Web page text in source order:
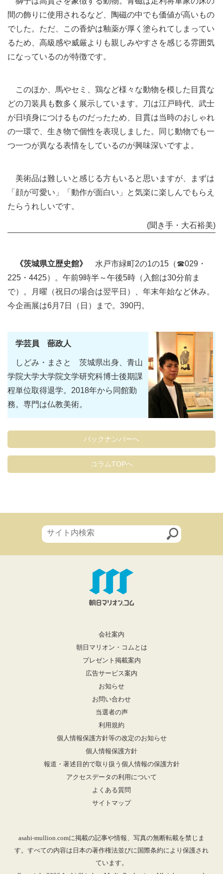
間の飾りに使用されるなど、陶磁の中でも価値が高いもの
でした。ただ、この香炉は釉薬が厚く塗られてしまってい
るため、高級感や威厳よりも親しみやすさを感じる雰囲気
になっているのが特徴です。
このほか、馬やセミ、鶏など様々な動物を模した目貫な
どの刀装具も数多く展示しています。刀は江戸時代、武士
が日頃身につけるものだったため、目貫は当時のおしゃれ
の一環で、生き物で個性を表現しました。同じ動物でも一
つ一つが異なる表情をしているのが興味深いですよ。
美術品は難しいと感じる方もいると思いますが、まずは
「顔が可愛い」「動作が面白い」と気楽に楽しんでもらえ
たらうれしいです。
(聞き手・大石裕美)
《茨城県立歴史館》
水戸市緑町2の1の15（☎029・
225・4425）。午前9時半～午後5時（入館は30分前ま
で）。月曜（祝日の場合は翌平日）、年末年始など休み。
今企画展は6月7日（日）まで。390円。
学芸員 蔀政人
しどみ・まさと 茨城県出身、青山
学院大学大学院文学研究科博士後期課
程単位取得退学。2018年から同館勤
務。専門は仏教美術。
バックナンバーへ
コラムTOPへ
会社案内
朝日マリオン・コムとは
プレゼント掲載案内
広告サービス案内
お知らせ
お問い合わせ
当選者の声
利用規約
個人情報保護方針等の改定のお知らせ
個人情報保護方針
報道・著述目的で取り扱う個人情報の保護方針
アクセスデータの利用について
よくある質問
サイトマップ
asahi-mullion.comに掲載の記事や情報、写真の無断転載を禁じま
す。すべての内容は日本の著作権法並びに国際条約により保護され
ています。